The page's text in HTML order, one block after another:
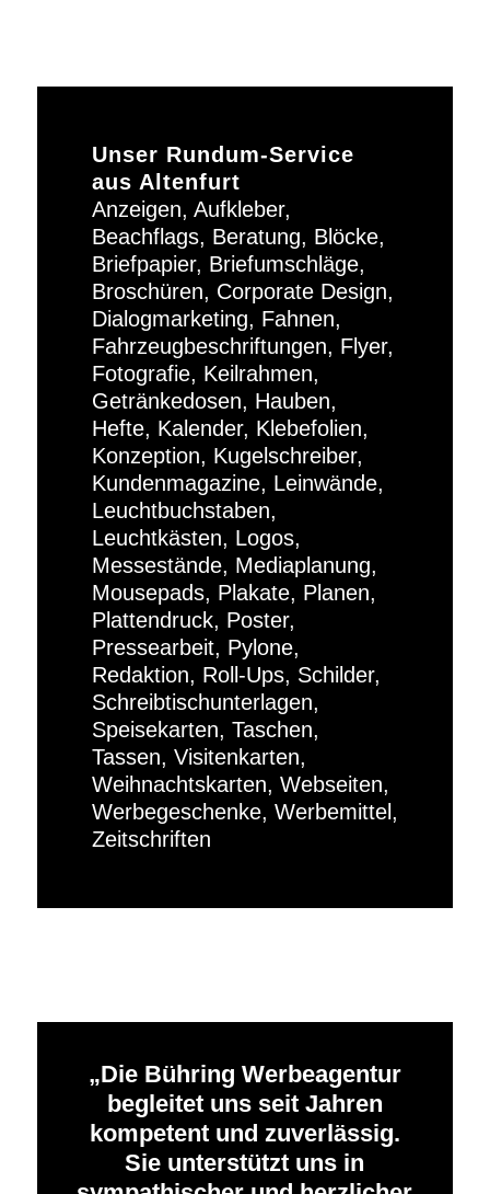
Unser Rundum-Service
aus Altenfurt
Anzeigen, Aufkleber,
Beachflags, Beratung, Blöcke,
Briefpapier, Briefumschläge,
Broschüren, Corporate Design,
Dialogmarketing, Fahnen,
Fahrzeugbeschriftungen, Flyer,
Fotografie, Keilrahmen,
Getränkedosen, Hauben,
Hefte, Kalender, Klebefolien,
Konzeption, Kugelschreiber,
Kundenmagazine, Leinwände,
Leuchtbuchstaben,
Leuchtkästen, Logos,
Messestände, Mediaplanung,
Mousepads, Plakate, Planen,
Plattendruck, Poster,
Pressearbeit, Pylone,
Redaktion, Roll-Ups, Schilder,
Schreibtischunterlagen,
Speisekarten, Taschen,
Tassen, Visitenkarten,
Weihnachtskarten, Webseiten,
Werbegeschenke, Werbemittel,
Zeitschriften
Die Bühring Werbeagentur
begleitet uns seit Jahren
kompetent und zuverlässig.
Sie unterstützt uns in